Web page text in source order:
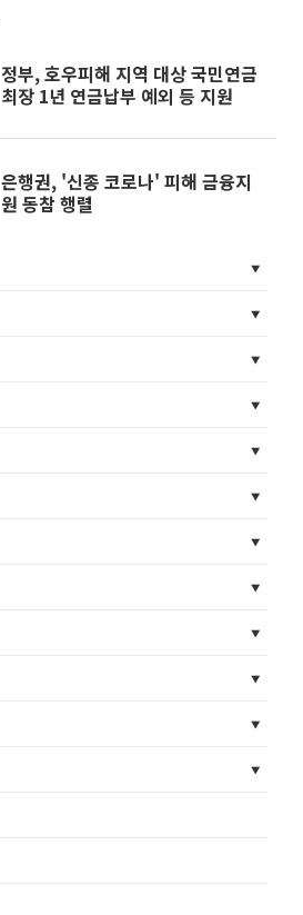
정부, 호우피해 지역 대상 국민연금
최장 1년 연금납부 예외 등 지원
은행권, '신종 코로나' 피해 금융지
원 동참 행렬